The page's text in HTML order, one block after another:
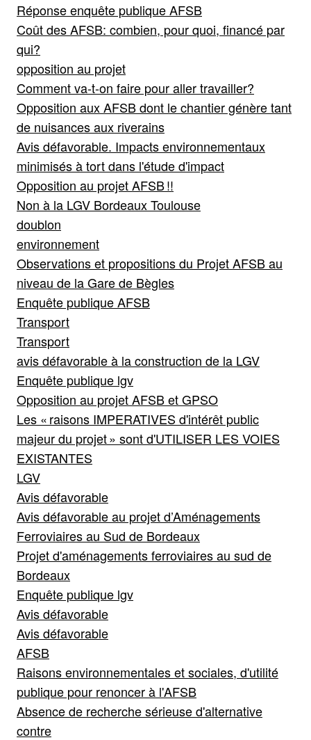
Réponse enquête publique AFSB
Coût des AFSB: combien, pour quoi, financé par
qui?
opposition au projet
Comment va-t-on faire pour aller travailler?
Opposition aux AFSB dont le chantier génère tant
de nuisances aux riverains
Avis défavorable. Impacts environnementaux
minimisés à tort dans l'étude d'impact
Opposition au projet AFSB !!
Non à la LGV Bordeaux Toulouse
doublon
environnement
Observations et propositions du Projet AFSB au
niveau de la Gare de Bègles
Enquête publique AFSB
Transport
Transport
avis défavorable à la construction de la LGV
Enquête publique lgv
Opposition au projet AFSB et GPSO
Les « raisons IMPERATIVES d'intérêt public
majeur du projet » sont d'UTILISER LES VOIES
EXISTANTES
LGV
Avis défavorable
Avis défavorable au projet d’Aménagements
Ferroviaires au Sud de Bordeaux
Projet d'aménagements ferroviaires au sud de
Bordeaux
Enquête publique lgv
Avis défavorable
Avis défavorable
AFSB
Raisons environnementales et sociales, d'utilité
publique pour renoncer à l'AFSB
Absence de recherche sérieuse d'alternative
contre